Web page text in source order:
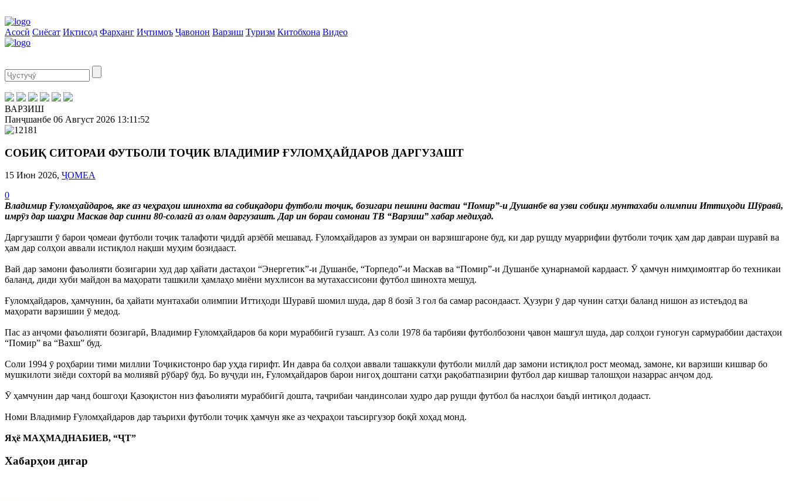
Асосӣ Сиёсат Иқтисод Фарҳанг Иҷтимоъ Ҷавонон Варзиш Туризм Китобхона Видео
ВАРЗИШ
Панҷшанбе 06 Август 2026 13:11:53
СОБИҚ СИТОРАИ ФУТБОЛИ ТОҶИК ВЛАДИМИР ҒУЛОМҲАЙДАРОВ ДАРГУЗАШТ
15 Июн 2026, ҶОМЕА
0
Владимир Ғуломҳайдаров, яке аз чеҳраҳои шинохта ва собиқадори футболи тоҷик, бозигари пешини дастаи “Помир”-и Душанбе ва узви собиқи мунтахаби олимпии Иттиҳоди Шӯравӣ,
имрӯз дар шаҳри Маскав дар синни 80-солагӣ аз олам даргузашт. Дар ин бораи сомонаи ТВ “Варзиш” хабар медиҳад.
Даргузашти ӯ барои ҷомеаи футболи тоҷик талафоти ҷиддӣ арзёбӣ мешавад. Ғуломҳайдаров аз зумраи он варзишгароне буд, ки дар рушду муаррифии футболи тоҷик ҳам дар давраи шуравӣ ва
ҳам дар солҳои аввали истиқлол нақши муҳим бозидааст.
Вай дар замони фаъолияти бозигарии худ дар ҳайати дастаҳои “Энергетик”-и Душанбе, “Торпедо”-и Маскав ва “Помир”-и Душанбе ҳунарнамоӣ кардааст. Ӯ ҳамчун нимҳимоятгар бо техникаи
баланд, диди хуби майдон ва маҳорати ташкили ҳамлаҳо миёни мухлисон ва мутахассисони футбол шинохта мешуд.
Ғуломҳайдаров, ҳамчунин, ба ҳайати мунтахаби олимпии Иттиҳоди Шуравӣ шомил шуда, дар 8 бозӣ 3 гол ба самар расондааст. Ҳузури ӯ дар чунин сатҳи баланд нишон аз истеъдод ва
маҳорати варзишии ӯ медод.
Пас аз анҷоми фаъолияти бозигарӣ, Владимир Ғуломҳайдаров ба кори мураббигӣ гузашт. Аз соли 1978 ба тарбияи футболбозони ҷавон машғул шуда, дар солҳои гуногун сармураббии дастаҳои
“Помир” ва “Вахш” буд.
Соли 1994 ӯ роҳбарии тими миллии Тоҷикистонро бар уҳда гирифт. Ин давра ба солҳои аввали ташаккули футболи миллӣ дар замони истиқлол рост меомад, замоне, ки варзиши кишвар бо
мушкилоти зиёди сохторӣ ва молиявӣ рӯбарӯ буд. Бо вуҷуди ин, Ғуломҳайдаров барои нигоҳ доштани сатҳи рақобатпазирии футбол дар кишвар талошҳои назаррас анҷом дод.
Ӯ ҳамчунин дар чанд бошгоҳи Қазоқистон низ фаъолияти мураббигӣ дошта, таҷрибаи чандинсолаи худро дар рушди футбол ба наслҳои баъдӣ интиқол додааст.
Номи Владимир Ғуломҳайдаров дар таърихи футболи тоҷик ҳамчун яке аз чеҳраҳои таъсиргузор боқӣ хоҳад монд.
Яҳё МАҲМАДНАБИЕВ, “ҶТ”
Хабарҳои дигар